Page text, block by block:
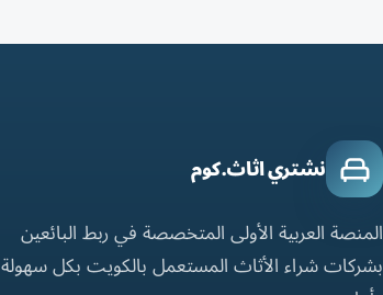
نشتري اثاث.كوم
المنصة العربية الأولى المتخصصة في ربط البائعين
بشركات شراء الأثاث المستعمل بالكويت بكل سهولة